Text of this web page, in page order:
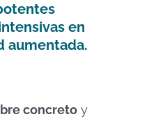
en
aumentada.
concreto y